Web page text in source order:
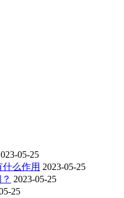
05-25
么作用 2023-05-25
2023-05-25
25